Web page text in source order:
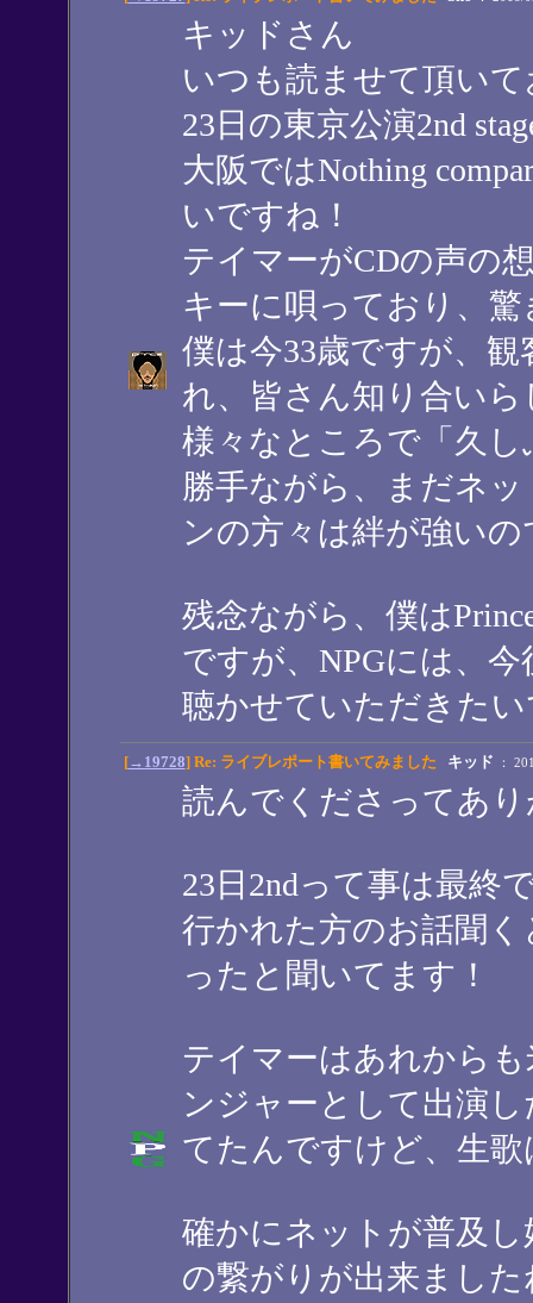
キッドさん
いつも読ませて頂い
23日の東京公演2nd
大阪ではNothing
いですね！
テイマーがCDの声の
キーに唄っており、
僕は今33歳ですが、
れ、皆さん知り合い
様々なところで「久
勝手ながら、まだネ
ンの方々は絆が強い
残念ながら、僕は
ですが、NPGには、今
聴かせていただきた
[→19728] Re: ライブレポート書いてみました キッド ：
読んでくださってあ
23日2ndって事は最終
行かれた方のお話聞
ったと聞いてます！
テイマーはあれからも
ンジャーとして出演
てたんですけど、生
確かにネットが普及
の繋がりが出来ました